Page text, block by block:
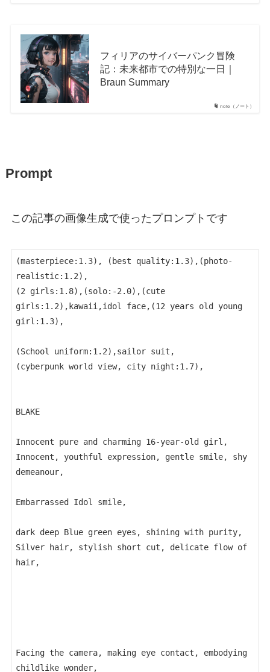
note（ノート）
フィリアのサイバーパンク冒険
記：未来都市での特別な一日｜
Braun Summary
Prompt
この記事の画像生成で使ったプロンプトです
(masterpiece:1.3), (best quality:1.3),(photo-
realistic:1.2),
(2 girls:1.8),(solo:-2.0),(cute
girls:1.2),kawaii,idol face,(12 years old young
girl:1.3),
(School uniform:1.2),sailor suit,
(cyberpunk world view, city night:1.7),
BLAKE
Innocent pure and charming 16-year-old girl,
Innocent, youthful expression, gentle smile, shy
demeanour,
Embarrassed Idol smile,
dark deep Blue green eyes, shining with purity,
Silver hair, stylish short cut, delicate flow of
hair,
Facing the camera, making eye contact, embodying
childlike wonder,